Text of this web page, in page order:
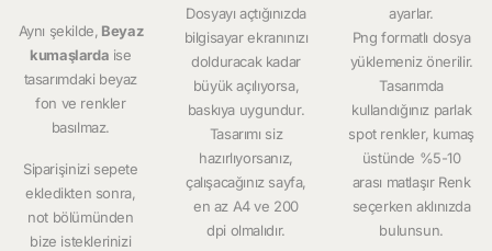
Aynı şekilde, Beyaz
kumaşlarda ise
tasarımdaki beyaz
fon ve renkler
basılmaz.
Siparişinizi sepete
ekledikten sonra,
not bölümünden
bize isteklerinizi
Dosyayı açtığınızda
bilgisayar ekranınızı
dolduracak kadar
büyük açılıyorsa,
baskıya uygundur.
Tasarımı siz
hazırlıyorsanız,
çalışacağınız sayfa,
en az A4 ve 200
dpi olmalıdır.
ayarlar.
Png formatlı dosya
yüklemeniz önerilir.
Tasarımda
kullandığınız parlak
spot renkler, kumaş
üstünde %5-10
arası matlaşır Renk
seçerken aklınızda
bulunsun.